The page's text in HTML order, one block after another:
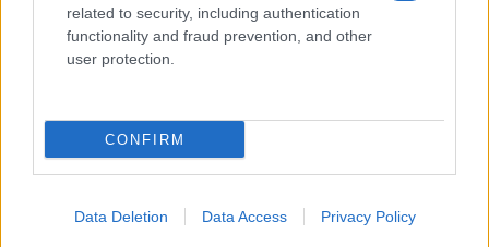
related to security, including authentication
functionality and fraud prevention, and other
user protection.
CONFIRM
Data Deletion Data Access Privacy Policy
από 18.990 ευρώ
συνεχίζουν μαζί: Ανανέωση